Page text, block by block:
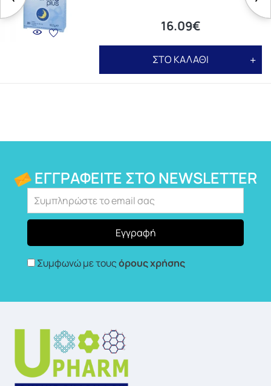
16.09€
ΣΤΟ ΚΑΛΑΘΙ
ΕΓΓΡΑΦΕΊΤΕ ΣΤΟ NEWSLETTER
Συμφωνώ με τουςόρους χρήσης